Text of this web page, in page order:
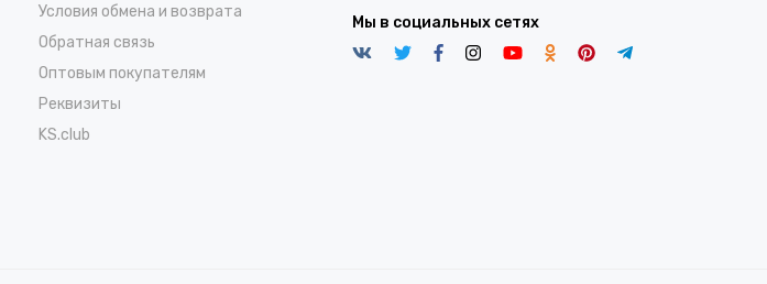
Условия обмена и возврата
Обратная связь
Оптовым покупателям
Реквизиты
KS.club
Мы в социальных сетях